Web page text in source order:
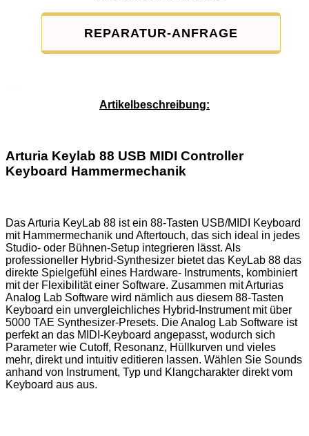
REPARATUR-ANFRAGE
Artikelbeschreibung:
Arturia Keylab 88 USB MIDI Controller
Keyboard Hammermechanik
Das Arturia KeyLab 88 ist ein 88-Tasten USB/MIDI Keyboard
mit Hammermechanik und Aftertouch, das sich ideal in jedes
Studio- oder Bühnen-Setup integrieren lässt. Als
professioneller Hybrid-Synthesizer bietet das KeyLab 88 das
direkte Spielgefühl eines Hardware- Instruments, kombiniert
mit der Flexibilität einer Software. Zusammen mit Arturias
Analog Lab Software wird nämlich aus diesem 88-Tasten
Keyboard ein unvergleichliches Hybrid-Instrument mit über
5000 TAE Synthesizer-Presets. Die Analog Lab Software ist
perfekt an das MIDI-Keyboard angepasst, wodurch sich
Parameter wie Cutoff, Resonanz, Hüllkurven und vieles
mehr, direkt und intuitiv editieren lassen. Wählen Sie Sounds
anhand von Instrument, Typ und Klangcharakter direkt vom
Keyboard aus aus.